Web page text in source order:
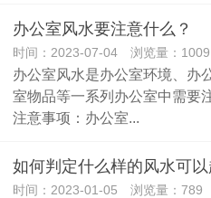
办公室风水要注意什么？
时间：2023-07-04 浏览量：1009
办公室风水是办公室环境、办
室物品等一系列办公室中需要
注意事项：办公室...
如何判定什么样的风水可
时间：2023-01-05 浏览量：789